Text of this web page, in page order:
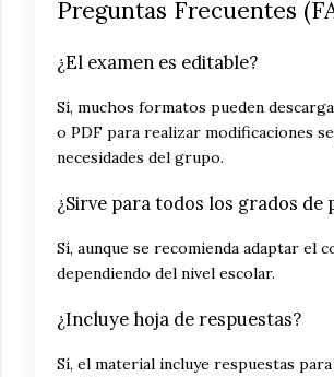
Preguntas Frecuentes
¿El examen es editable?
Sí, muchos formatos pueden
o PDF para realizar modificaciones
necesidades del grupo.
¿Sirve para todos los grados de
Sí, aunque se recomienda adaptar el
dependiendo del nivel escolar.
¿Incluye hoja de respuestas?
Sí, el material incluye respuestas